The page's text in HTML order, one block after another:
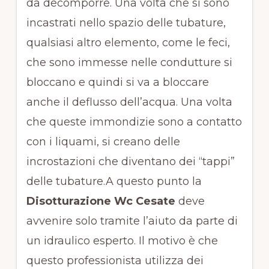
da decomporre. Una volta che si sono
incastrati nello spazio delle tubature,
qualsiasi altro elemento, come le feci,
che sono immesse nelle condutture si
bloccano e quindi si va a bloccare
anche il deflusso dell’acqua. Una volta
che queste immondizie sono a contatto
con i liquami, si creano delle
incrostazioni che diventano dei “tappi”
delle tubature.A questo punto la
Disotturazione Wc Cesate deve
avvenire solo tramite l’aiuto da parte di
un idraulico esperto. Il motivo è che
questo professionista utilizza dei